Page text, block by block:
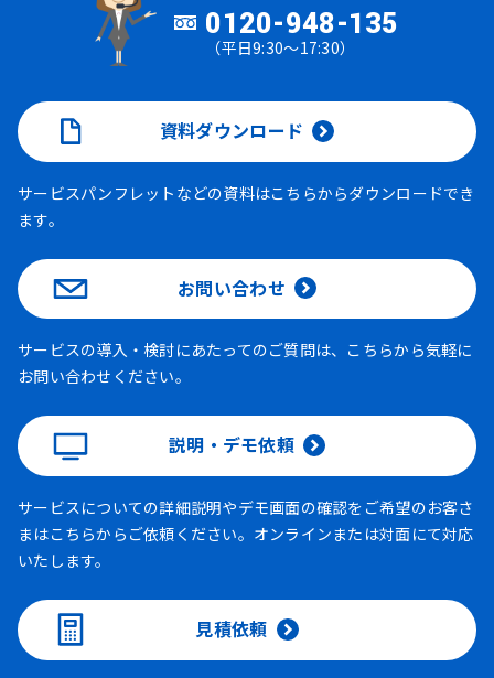
0120-948-135
（平日9:30～17:30）
資料ダウンロード
サービスパンフレットなどの資料はこちらからダウンロードでき
ます。
お問い合わせ
サービスの導入・検討にあたってのご質問は、こちらから気軽に
お問い合わせください。
説明・デモ依頼
サービスについての詳細説明やデモ画面の確認をご希望のお客さ
まはこちらからご依頼ください。オンラインまたは対面にて対応
いたします。
見積依頼